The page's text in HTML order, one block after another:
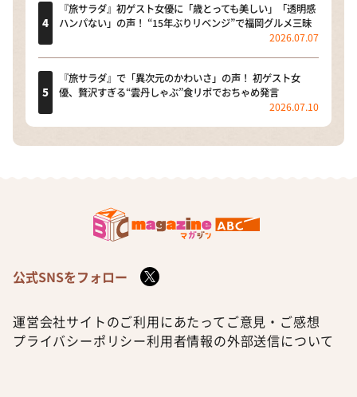
『旅サラダ』初ゲスト女優に「歳とっても美しい」「透明感
ハンパない」の声！ “15年ぶりリベンジ”で福岡グルメ三昧
2026.07.07
『旅サラダ』で「異次元のかわいさ」の声！ 初ゲスト女
優、贅沢すぎる“雲丹しゃぶ”食リポでおちゃめ発言
2026.07.10
公式SNSをフォロー
運営会社サイトのご利用にあたって ご意見・ご感想
プライバシーポリシー利用者情報の外部送信について